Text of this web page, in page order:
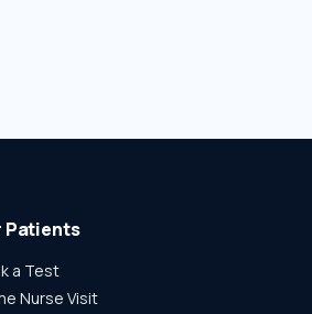
Patients
a Test
Nurse Visit